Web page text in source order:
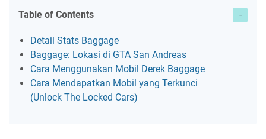
Table of Contents
Detail Stats Baggage
Baggage: Lokasi di GTA San Andreas
Cara Menggunakan Mobil Derek Baggage
Cara Mendapatkan Mobil yang Terkunci
(Unlock The Locked Cars)